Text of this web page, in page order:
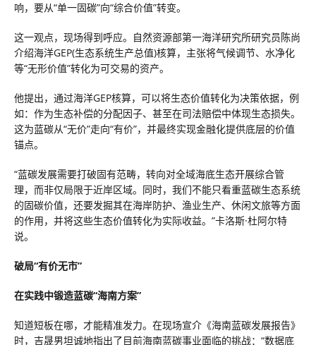
响，要从“单一固碳”向“综合价值”转变。
这一观点，现场得到呼应。自然资源部第一海洋研究所研究员陈尚
介绍海洋GEP(生态系统生产总值)核算，主张将气候调节、水净化
等“无形价值”转化为可交易的资产。
他提出，通过海洋GEP核算，可以将生态价值转化为决策依据，例
如：作为生态补偿的分配因子、甚至在司法赔偿中体现生态损失。
这为蓝碳从“无价”走向“有价”，并最终实现金融化提供底层的价值
锚点。
“蓝碳发展需要打破固有范畴，转向对全域海底生态开展综合管
理，而非仅局限于近岸区域。同时，我们不能只看重蓝碳生态系统
的固碳价值，还要发掘其在海岸防护、渔业生产、休闲文旅等方面
的作用，并将这些生态价值转化为实际收益。”卡洛斯·杜阿尔特
说。
破局“有价无市”
在实践中锻造蓝碳“海南方案”
知道短板在哪，才能精准发力。在现场宣介《海南蓝碳发展报告》
时，吉晟男坦诚地指出了目前海南蓝碳事业面临的挑战：“数据底